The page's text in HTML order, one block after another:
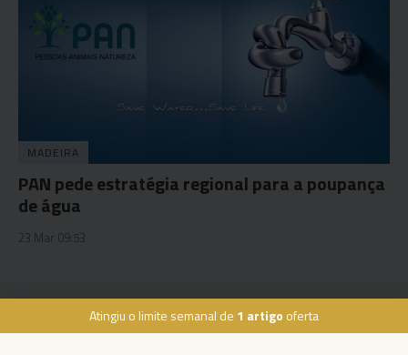
Atingiu o limite semanal de 1 artigo oferta
MADEIRA
PAN pede estratégia regional para a poupança
de água
23 Mar 09:53